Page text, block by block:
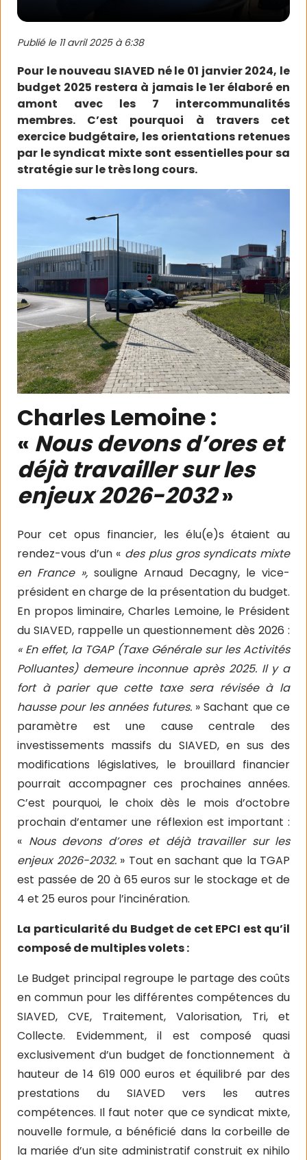
Publié le 11 avril 2025 à 6:38
Pour le nouveau SIAVED né le 01 janvier 2024, le
budget 2025 restera à jamais le 1er élaboré en
amont avec les 7 intercommunalités
membres. C’est pourquoi à travers cet
exercice budgétaire, les orientations retenues
par le syndicat mixte sont essentielles pour sa
stratégie sur le très long cours.
Charles Lemoine :
« Nous devons d’ores et
déjà travailler sur les
enjeux 2026-2032»
Pour cet opus financier, les élu(e)s étaient au
rendez-vous d’un « des plus gros syndicats mixte
en France », souligne Arnaud Decagny, le vice-
président en charge de la présentation du budget.
En propos liminaire, Charles Lemoine, le Président
du SIAVED, rappelle un questionnement dès 2026 :
« En effet, la TGAP (Taxe Générale sur les Activités
Polluantes) demeure inconnue après 2025. Il y a
fort à parier que cette taxe sera révisée à la
hausse pour les années futures.» Sachant que ce
paramètre est une cause centrale des
investissements massifs du SIAVED, en sus des
modifications législatives, le brouillard financier
pourrait accompagner ces prochaines années.
C’est pourquoi, le choix dès le mois d’octobre
prochain d’entamer une réflexion est important :
« Nous devons d’ores et déjà travailler sur les
enjeux 2026-2032. » Tout en sachant que la TGAP
est passée de 20 à 65 euros sur le stockage et de
4 et 25 euros pour l’incinération.
La particularité du Budget de cet EPCI est qu’il
composé de multiples volets :
Le Budget principal regroupe le partage des coûts
en commun pour les différentes compétences du
SIAVED, CVE, Traitement, Valorisation, Tri, et
Collecte. Evidemment, il est composé quasi
exclusivement d’un budget de fonctionnement à
hauteur de 14 619 000 euros et équilibré par des
prestations du SIAVED vers les autres
compétences. Il faut noter que ce syndicat mixte,
nouvelle formule, a bénéficié dans la corbeille de
la mariée d’un site administratif construit ex nihilo